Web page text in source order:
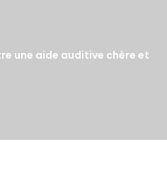
une aide auditive chère et